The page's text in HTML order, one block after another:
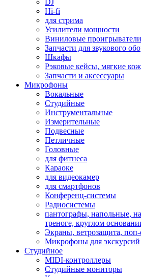
DJ
Hi-fi
для стрима
Усилители мощности
Виниловые проигрыватели
Запчасти для звукового
Шкафы
Рэковые кейсы, мягкие
Запчасти и аксессуары
Микрофоны
Вокальные
Студийные
Инструментальные
Измерительные
Подвесные
Петличные
Головные
для фитнеса
Караоке
для видеокамер
для смартфонов
Конференц-системы
Радиосистемы
пантографы, напольные,
треноге, круглом
Экраны, ветрозащита,
Микрофоны для экскурсий
Студийное
MIDI-контроллеры
Студийные мониторы